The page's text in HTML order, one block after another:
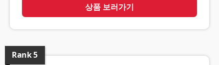
상품 보러가기
Rank5